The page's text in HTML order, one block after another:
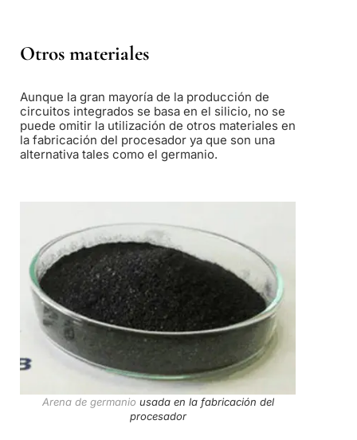
Otros materiales
Aunque la gran mayoría de la producción de
circuitos integrados se basa en el silicio, no se
puede omitir la utilización de otros materiales en
la fabricación del procesador ya que son una
alternativa tales como el germanio.
Arena de germanio usada en la fabricación del
procesador